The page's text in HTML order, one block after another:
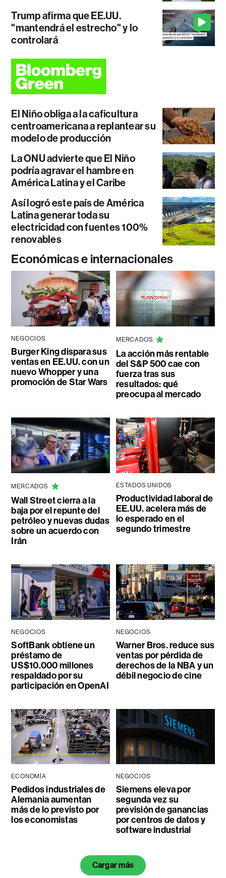
Trump afirma que EE.UU.
"mantendrá el estrecho" y lo
controlará
El Niño obliga a la caficultura
centroamericana a replantear su
modelo de producción
La ONU advierte que El Niño
podría agravar el hambre en
América Latina y el Caribe
Así logró este país de América
Latina generar toda su
electricidad con fuentes 100%
renovables
Económicas e internacionales
NEGOCIOS
Burger King dispara sus
ventas en EE.UU. con un
nuevo Whopper y una
promoción de Star Wars
MERCADOS
La acción más rentable
del S&P 500 cae con
fuerza tras sus
resultados: qué
preocupa al mercado
MERCADOS
Wall Street cierra a la
baja por el repunte del
petróleo y nuevas dudas
sobre un acuerdo con
Irán
ESTADOS UNIDOS
Productividad laboral de
EE.UU. acelera más de
lo esperado en el
segundo trimestre
NEGOCIOS
SoftBank obtiene un
préstamo de
US$10.000 millones
respaldado por su
participación en OpenAI
NEGOCIOS
Warner Bros. reduce sus
ventas por pérdida de
derechos de la NBA y un
débil negocio de cine
ECONOMÍA
Pedidos industriales de
Alemania aumentan
más de lo previsto por
los economistas
NEGOCIOS
Siemens eleva por
segunda vez su
previsión de ganancias
por centros de datos y
software industrial
Cargar más